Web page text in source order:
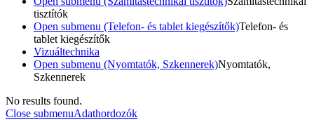
tisztítók
Open submenu (Telefon- és tablet kiegészítők)Telefon- és
tablet kiegészítők
Vizuáltechnika
Open submenu (Nyomtatók, Szkennerek)Nyomtatók,
Szkennerek
No results found.
Close submenuAdathordozók